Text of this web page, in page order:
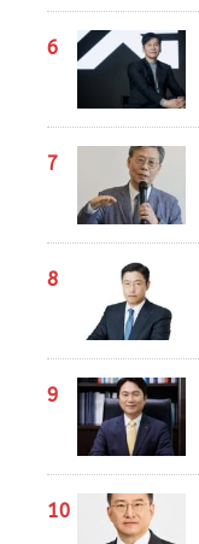
6
7
8
9
10